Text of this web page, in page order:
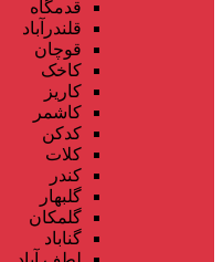
قدمگاه
قلندرآباد
قوچان
کاخک
کاریز
کاشمر
کدکن
کلات
کندر
گلبهار
گلمکان
گناباد